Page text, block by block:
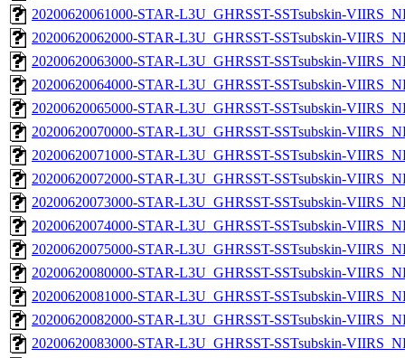
20200620061000-STAR-L3U_GHRSST-SSTsubskin-
20200620062000-STAR-L3U_GHRSST-SSTsubskin-
20200620063000-STAR-L3U_GHRSST-SSTsubskin-
20200620064000-STAR-L3U_GHRSST-SSTsubskin-
20200620065000-STAR-L3U_GHRSST-SSTsubskin-
20200620070000-STAR-L3U_GHRSST-SSTsubskin-
20200620071000-STAR-L3U_GHRSST-SSTsubskin-
20200620072000-STAR-L3U_GHRSST-SSTsubskin-
20200620073000-STAR-L3U_GHRSST-SSTsubskin-
20200620074000-STAR-L3U_GHRSST-SSTsubskin-
20200620075000-STAR-L3U_GHRSST-SSTsubskin-
20200620080000-STAR-L3U_GHRSST-SSTsubskin-
20200620081000-STAR-L3U_GHRSST-SSTsubskin-
20200620082000-STAR-L3U_GHRSST-SSTsubskin-
20200620083000-STAR-L3U_GHRSST-SSTsubskin-